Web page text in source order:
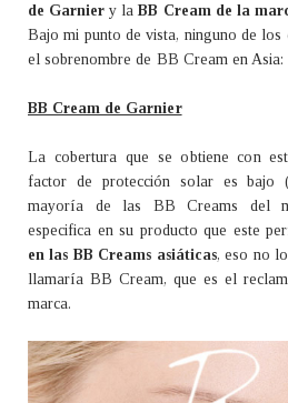
de Garniery la BB Cream de la
Bajo mi punto de vista, ninguno de
el sobrenombre de BB Cream en Asia:
BB Cream de Garnier
La cobertura que se obtiene con
factor de protección solar es bajo
mayoría de las BB Creams del
especifica en su producto que este
en las BB Creams asiáticas, eso no
llamaría BB Cream, que es el
marca.